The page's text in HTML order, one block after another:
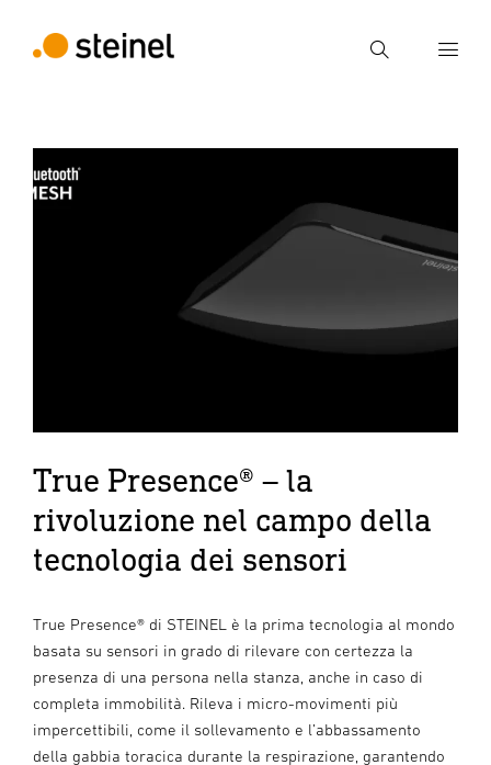
Ricerca
Inserire il termine di ricerca
True Presence® – la
rivoluzione nel campo della
tecnologia dei sensori
True Presence® di STEINEL è la prima tecnologia al mondo
basata su sensori in grado di rilevare con certezza la
presenza di una persona nella stanza, anche in caso di
completa immobilità. Rileva i micro-movimenti più
impercettibili, come il sollevamento e l’abbassamento
della gabbia toracica durante la respirazione, garantendo